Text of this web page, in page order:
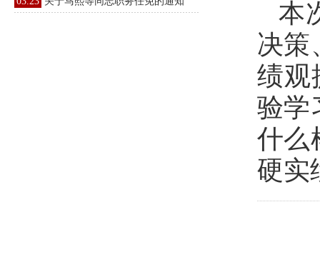
本
决策
绩观
验学
什么
硬实